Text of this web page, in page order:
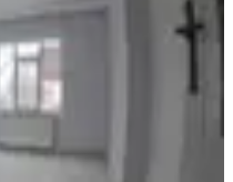
giriş·15.07.2026
TUNCAY GÜL